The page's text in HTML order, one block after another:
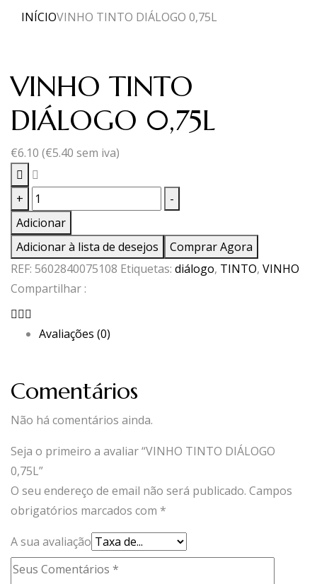
INÍCIOVINHO TINTO DIÁLOGO 0,75L
VINHO TINTO
DIÁLOGO 0,75L
€6.10 (€5.40 sem iva)
+
Quantidade
de
VINHO
TINTO
DIÁLOGO
0,75L
-
Adicionar
Adicionar à lista de desejos
Comprar Agora
REF: 5602840075108 Etiquetas: diálogo, TINTO, VINHO
Compartilhar :
Avaliações (0)
Comentários
Não há comentários ainda.
Seja o primeiro a avaliar “VINHO TINTO DIÁLOGO
0,75L”
O seu endereço de email não será publicado. Campos
obrigatórios marcados com *
A sua avaliação